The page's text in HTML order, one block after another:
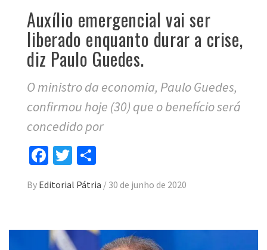
Auxílio emergencial vai ser
liberado enquanto durar a crise,
diz Paulo Guedes.
O ministro da economia, Paulo Guedes,
confirmou hoje (30) que o benefício será
concedido por
Facebook
Twitter
By Editorial Pátria / 30 de junho de 2020